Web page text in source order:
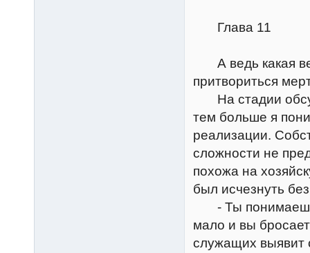
Глава 11
А ведь какая
притвориться
На стадии
тем больше я
реализации.
сложности не
похожа на
был исчезнуть
- Ты понимаешь,
мало и вы
служащих выявит